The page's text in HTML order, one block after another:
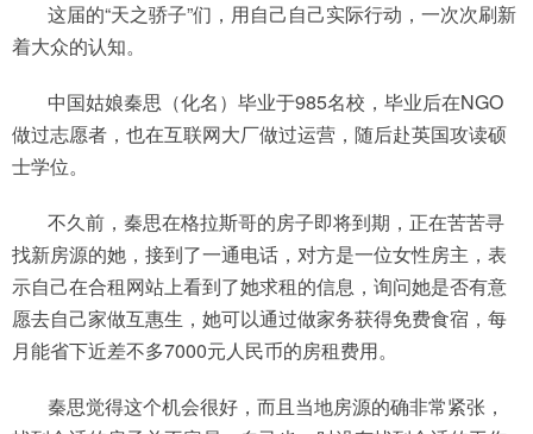
这届的“天之骄子”们，用自己自己实际行动，一次次刷新
着大众的认知。
中国姑娘秦思（化名）毕业于985名校，毕业后在NGO
做过志愿者，也在互联网大厂做过运营，随后赴英国攻读硕
士学位。
不久前，秦思在格拉斯哥的房子即将到期，正在苦苦寻
找新房源的她，接到了一通电话，对方是一位女性房主，表
示自己在合租网站上看到了她求租的信息，询问她是否有意
愿去自己家做互惠生，她可以通过做家务获得免费食宿，每
月能省下近差不多7000元人民币的房租费用。
秦思觉得这个机会很好，而且当地房源的确非常紧张，